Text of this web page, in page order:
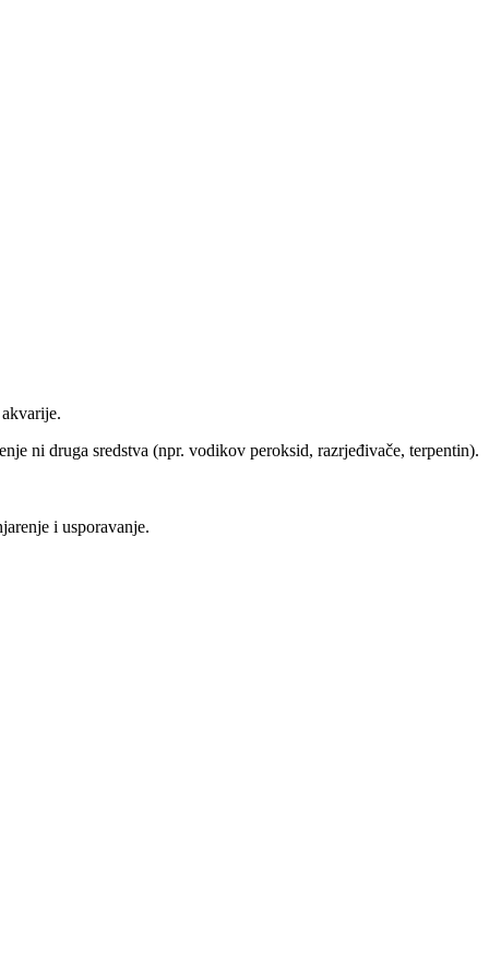
ni druga sredstva (npr. vodikov peroksid, razrjeđivače, terpentin).
i usporavanje.